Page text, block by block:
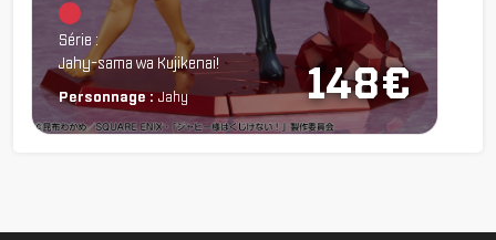
148€
Chargement...
Série :
Jahy-sama wa Kujikenai!
Personnage : Jahy